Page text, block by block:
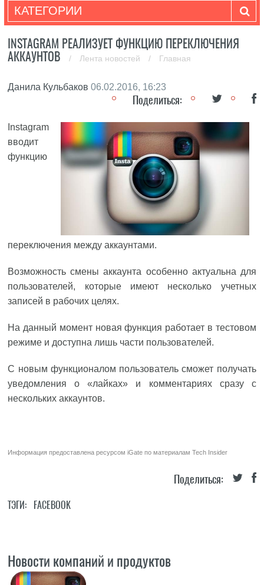
КАТЕГОРИИ
INSTAGRAM РЕАЛИЗУЕТ ФУНКЦИЮ ПЕРЕКЛЮЧЕНИЯ
АККАУНТОВ
/ Лента новостей / Главная
Данила Кульбаков 06.02.2016, 16:23
Поделиться:
Instagram
вводит
функцию
переключения между аккаунтами.
Возможность смены аккаунта особенно актуальна для
пользователей, которые имеют несколько учетных
записей в рабочих целях.
На данный момент новая функция работает в тестовом
режиме и доступна лишь части пользователей.
С новым функционалом пользователь сможет получать
уведомления о «лайках» и комментариях сразу с
нескольких аккаунтов.
Информация предоставлена ресурсомiGate по материаламTech Insider
Поделиться:
ТЭГИ: FACEBOOK
Новости компаний и продуктов